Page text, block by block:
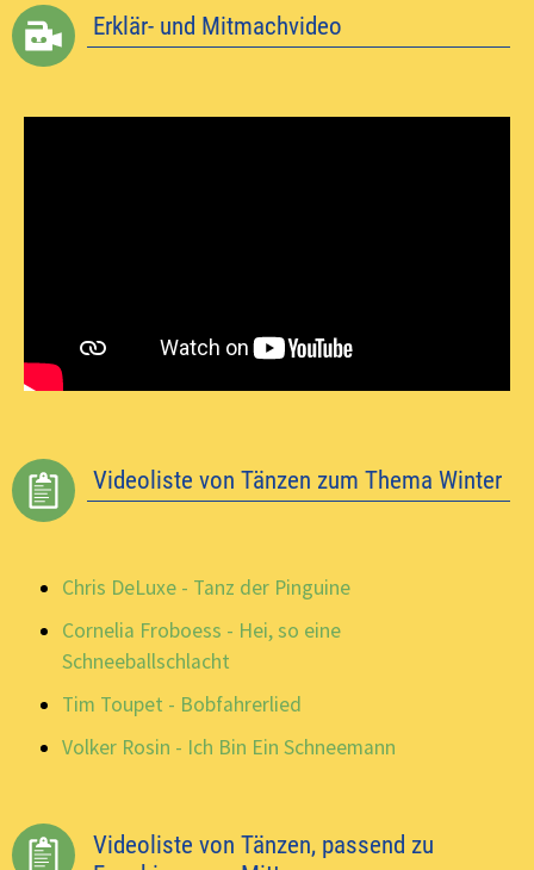
Erklär- und Mitmachvideo
Videoliste von Tänzen zum Thema Winter
Chris DeLuxe - Tanz der Pinguine
Cornelia Froboess - Hei, so eine
Schneeballschlacht
Tim Toupet - Bobfahrerlied
Volker Rosin - Ich Bin Ein Schneemann
Videoliste von Tänzen, passend zu